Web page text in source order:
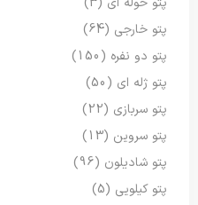
پتو خارجی (64)
پتو دو نفره (150)
پتو ژله ای (50)
پتو سربازی (22)
پتو سروین (13)
پتو شادیلون (96)
پتو کیلویی (5)